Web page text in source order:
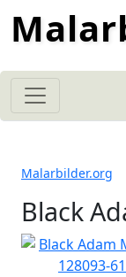
Malarbilder.org
Black